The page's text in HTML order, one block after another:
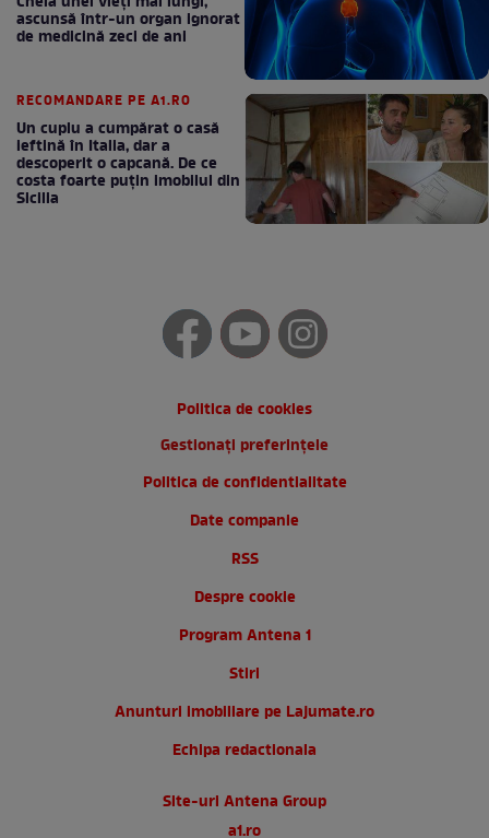
ascunsă într-un organ ignorat
de medicină zeci de ani
RECOMANDARE PE A1.RO
Un cuplu a cumpărat o casă
ieftină în Italia, dar a
descoperit o capcană. De ce
costa foarte puțin imobilul din
Sicilia
Politica de cookies
Gestionați preferințele
Politica de confidentialitate
Date companie
RSS
Despre cookie
Program Antena 1
Stiri
Anunturi imobiliare pe Lajumate.ro
Echipa redactionala
Site-uri Antena Group
a1.ro